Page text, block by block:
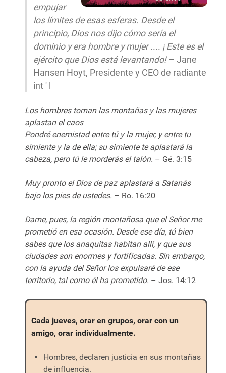
empujar
los límites de esas esferas. Desde el
principio, Dios nos dijo cómo sería el
dominio y era hombre y mujer .... ¡ Este es el
ejército que Dios está levantando!– Jane
Hansen Hoyt, Presidente y CEO de radiante
int ' l
Los hombres toman las montañas y las mujeres
aplastan el caos
Pondré enemistad entre tú y la mujer, y entre tu
simiente y la de ella; su simiente te aplastará la
cabeza, pero tú le morderás el talón. – Gé. 3:15
Muy pronto el Dios de paz aplastará a Satanás
bajo los pies de ustedes. – Ro. 16:20
Dame, pues, la región montañosa que el Señor me
prometió en esa ocasión. Desde ese día, tú bien
sabes que los anaquitas habitan allí, y que sus
ciudades son enormes y fortificadas. Sin embargo,
con la ayuda del Señor los expulsaré de ese
territorio, tal como él ha prometido. – Jos. 14:12
Cada jueves, orar en grupos, orar con un
amigo, orar individualmente.
Hombres, declaren justicia en sus montañas
de influencia.